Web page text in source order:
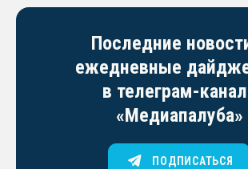
Последние
ежедневные
в телеграм-
«Медиапалуба»
ПОДПИСАТЬСЯ